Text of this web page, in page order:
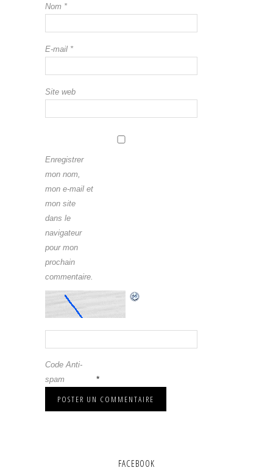
Nom *
E-mail *
Site web
Enregistrer
mon nom,
mon e-mail et
mon site
dans le
navigateur
pour mon
prochain
commentaire.
Code Anti-
spam
*
FACEBOOK